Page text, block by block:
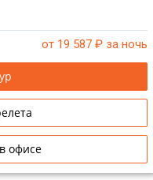
от 19 587 ₽ за ночь
офисе